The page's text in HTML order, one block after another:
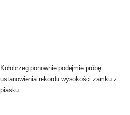
Kołobrzeg ponownie podejmie próbę
ustanowienia rekordu wysokości zamku z
piasku